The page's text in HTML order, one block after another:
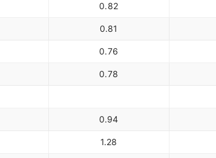
0.82
0.81
0.76
0.78
0.94
1.28